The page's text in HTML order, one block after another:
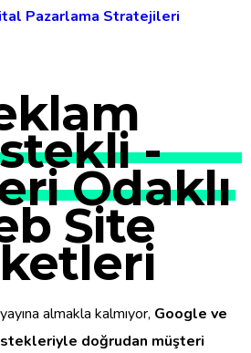
Pazarlama Stratejileri
-
Odaklı
Site
almakla kalmıyor, Google ve
doğrudan müşteri